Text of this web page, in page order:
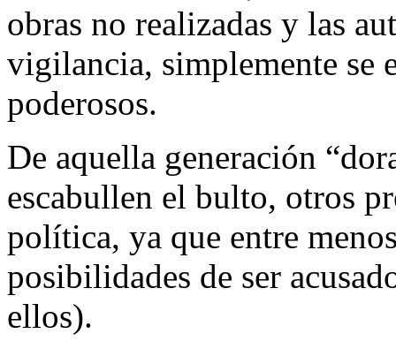
obras no realizadas y las
vigilancia, simplemente se
poderosos.
De aquella generación
escabullen el bulto, otros
política, ya que entre
posibilidades de ser
ellos).